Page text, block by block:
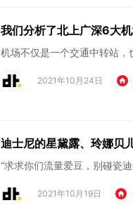
我们分析了北上广深6大
机场不仅是一个交通中转站，
2021年10月24日
迪士尼的星黛露、玲娜贝
“求求你们流量爱豆，别碰瓷
2021年10月19日